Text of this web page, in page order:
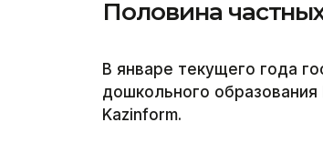
Половина
В январе текущего года
дошкольного
Kazinform.